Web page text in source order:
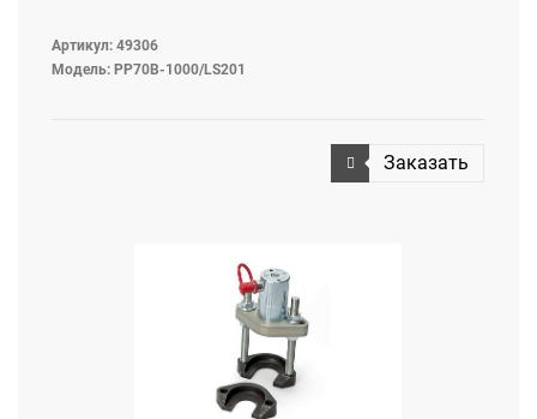
Артикул: 49306
Модель: PP70B-1000/LS201
Заказать